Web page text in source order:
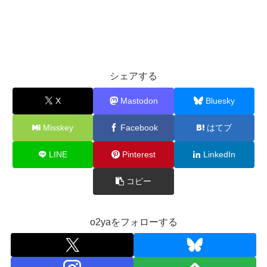
シェアする
X Mastodon Bluesky
Misskey Facebook はてブ
LINE Pinterest LinkedIn
コピー
o2yaをフォローする